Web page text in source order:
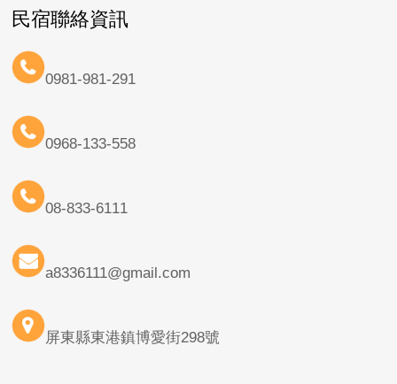
民宿聯絡資訊
0981-981-291
0968-133-558
08-833-6111
a8336111@gmail.com
屏東縣東港鎮博愛街298號